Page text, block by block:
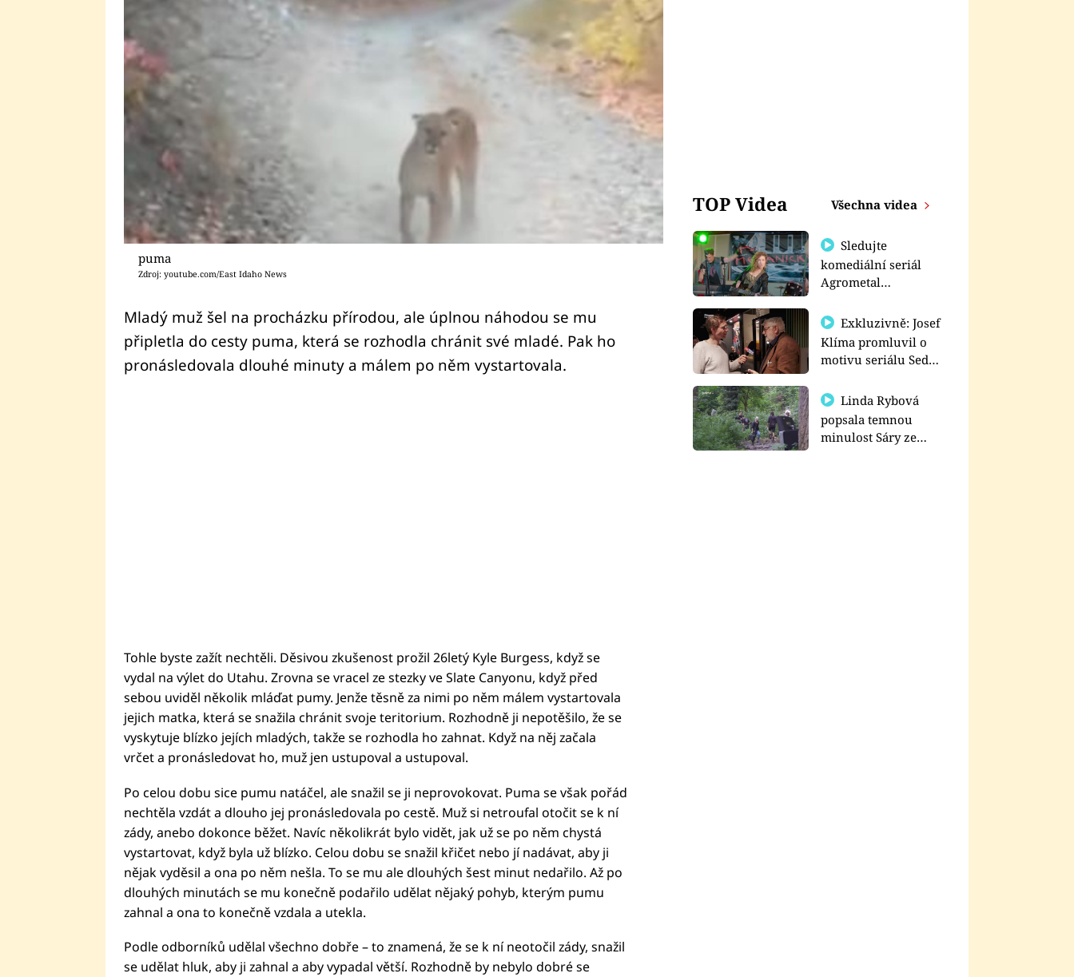
puma
Zdroj: youtube.com/East Idaho News
Mladý muž šel na procházku přírodou, ale úplnou náhodou se mu
připletla do cesty puma, která se rozhodla chránit své mladé. Pak ho
pronásledovala dlouhé minuty a málem po něm vystartovala.
Tohle byste zažít nechtěli. Děsivou zkušenost prožil 26letý Kyle Burgess, když se
vydal na výlet do Utahu. Zrovna se vracel ze stezky ve Slate Canyonu, když před
sebou uviděl několik mláďat pumy. Jenže těsně za nimi po něm málem vystartovala
jejich matka, která se snažila chránit svoje teritorium. Rozhodně ji nepotěšilo, že se
vyskytuje blízko jejích mladých, takže se rozhodla ho zahnat. Když na něj začala
vrčet a pronásledovat ho, muž jen ustupoval a ustupoval.
Po celou dobu sice pumu natáčel, ale snažil se ji neprovokovat. Puma se však pořád
nechtěla vzdát a dlouho jej pronásledovala po cestě. Muž si netroufal otočit se k ní
zády, anebo dokonce běžet. Navíc několikrát bylo vidět, jak už se po něm chystá
vystartovat, když byla už blízko. Celou dobu se snažil křičet nebo jí nadávat, aby ji
nějak vyděsil a ona po něm nešla. To se mu ale dlouhých šest minut nedařilo. Až po
dlouhých minutách se mu konečně podařilo udělat nějaký pohyb, kterým pumu
zahnal a ona to konečně vzdala a utekla.
Podle odborníků udělal všechno dobře – to znamená, že se k ní neotočil zády, snažil
se udělat hluk, aby ji zahnal a aby vypadal větší. Rozhodně by nebylo dobré se
TOP Videa Všechna videa
Sledujte
komediální seriál
Agrometal
prima+
Exkluzivně: Josef
Klíma promluvil o
motivu seriálu Sedm
Linda Rybová
popsala temnou
minulost Sáry ze